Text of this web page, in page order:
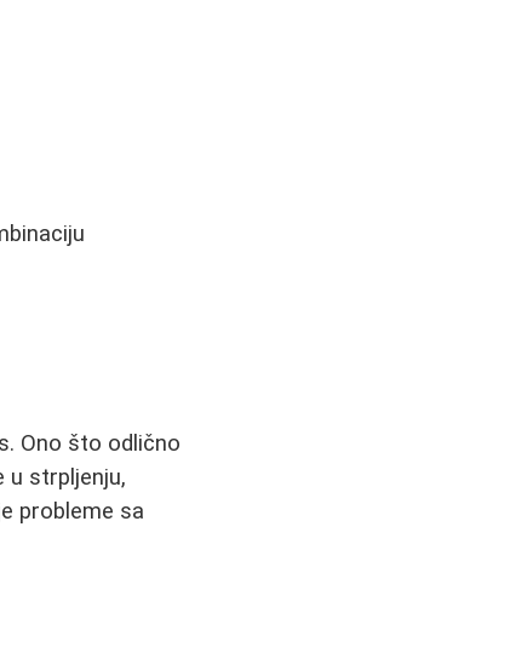
Ono što odlično
u strpljenju,
probleme sa